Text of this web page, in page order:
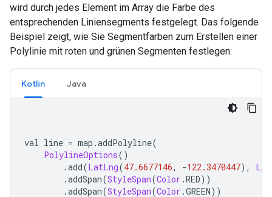
wird durch jedes Element im Array die Farbe des
entsprechenden Liniensegments festgelegt. Das folgende
Beispiel zeigt, wie Sie Segmentfarben zum Erstellen einer
Polylinie mit roten und grünen Segmenten festlegen:
Kotlin Java
val line = map .addPolyline(
PolylineOptions()
.add(LatLng(47.6677146, -122.3470447),
.addSpan(StyleSpan(Color .RED))
.addSpan(StyleSpan(Color .GREEN))